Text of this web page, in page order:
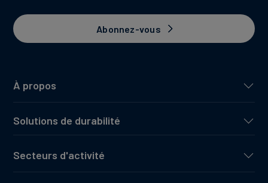
À propos
Solutions de durabilité
Secteurs d'activité
Abonnez-vous